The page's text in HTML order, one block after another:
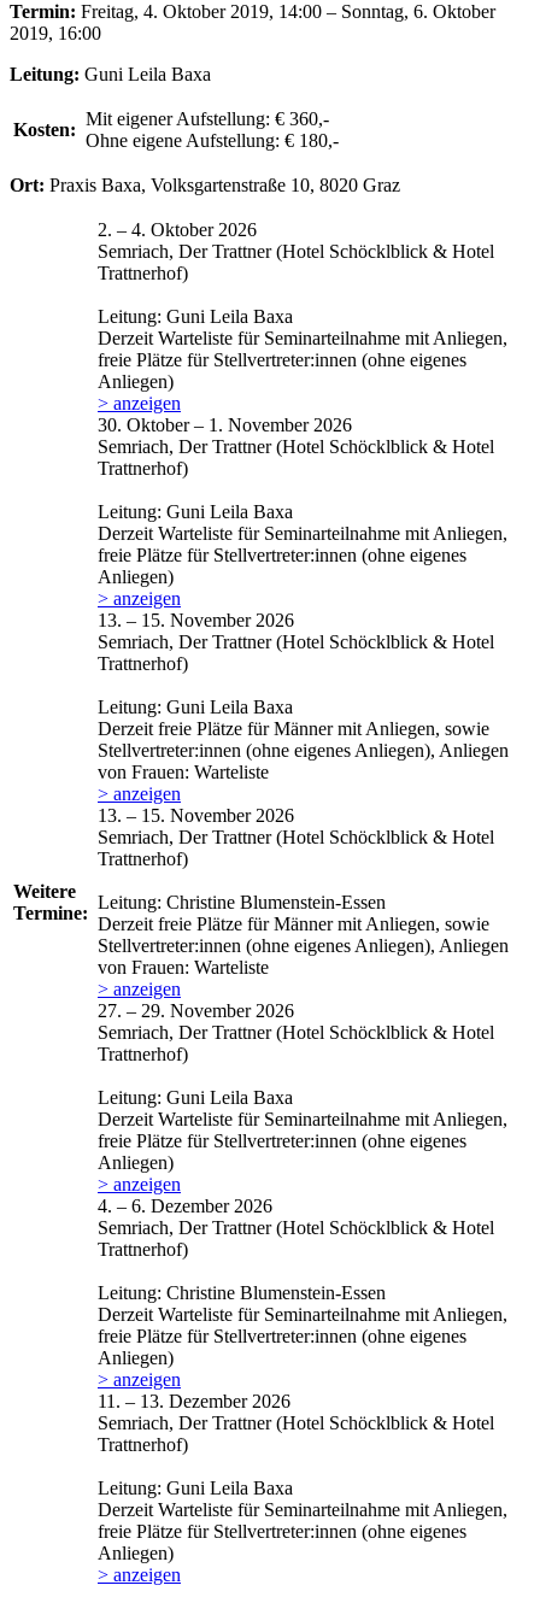
Termin: Freitag, 4. Oktober 2019, 14:00 – Sonntag, 6. Oktober
2019, 16:00
Leitung: Guni Leila Baxa
Kosten:
Mit eigener Aufstellung: € 360,-
Ohne eigene Aufstellung: € 180,-
Ort: Praxis Baxa, Volksgartenstraße 10, 8020 Graz
Weitere
Termine:
2. – 4. Oktober 2026
Semriach, Der Trattner (Hotel Schöcklblick & Hotel
Trattnerhof)
Leitung: Guni Leila Baxa
Derzeit Warteliste für Seminarteilnahme mit Anliegen,
freie Plätze für Stellvertreter:innen (ohne eigenes
Anliegen)
> anzeigen
30. Oktober – 1. November 2026
Semriach, Der Trattner (Hotel Schöcklblick & Hotel
Trattnerhof)
Leitung: Guni Leila Baxa
Derzeit Warteliste für Seminarteilnahme mit Anliegen,
freie Plätze für Stellvertreter:innen (ohne eigenes
Anliegen)
> anzeigen
13. – 15. November 2026
Semriach, Der Trattner (Hotel Schöcklblick & Hotel
Trattnerhof)
Leitung: Guni Leila Baxa
Derzeit freie Plätze für Männer mit Anliegen, sowie
Stellvertreter:innen (ohne eigenes Anliegen), Anliegen
von Frauen: Warteliste
> anzeigen
13. – 15. November 2026
Semriach, Der Trattner (Hotel Schöcklblick & Hotel
Trattnerhof)
Leitung: Christine Blumenstein-Essen
Derzeit freie Plätze für Männer mit Anliegen, sowie
Stellvertreter:innen (ohne eigenes Anliegen), Anliegen
von Frauen: Warteliste
> anzeigen
27. – 29. November 2026
Semriach, Der Trattner (Hotel Schöcklblick & Hotel
Trattnerhof)
Leitung: Guni Leila Baxa
Derzeit Warteliste für Seminarteilnahme mit Anliegen,
freie Plätze für Stellvertreter:innen (ohne eigenes
Anliegen)
> anzeigen
4. – 6. Dezember 2026
Semriach, Der Trattner (Hotel Schöcklblick & Hotel
Trattnerhof)
Leitung: Christine Blumenstein-Essen
Derzeit Warteliste für Seminarteilnahme mit Anliegen,
freie Plätze für Stellvertreter:innen (ohne eigenes
Anliegen)
> anzeigen
11. – 13. Dezember 2026
Semriach, Der Trattner (Hotel Schöcklblick & Hotel
Trattnerhof)
Leitung: Guni Leila Baxa
Derzeit Warteliste für Seminarteilnahme mit Anliegen,
freie Plätze für Stellvertreter:innen (ohne eigenes
Anliegen)
> anzeigen